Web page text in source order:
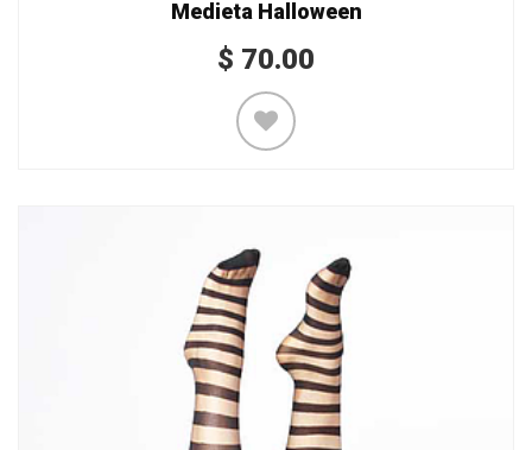
Medieta Halloween
$ 70.00